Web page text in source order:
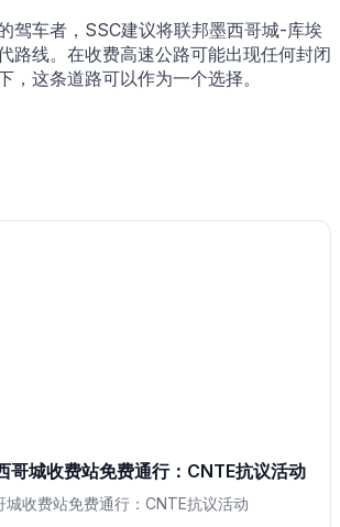
驾车者，SSC建议将联邦墨西哥城-库埃
路线。在收费高速公路可能出现任何封闭
，这条道路可以作为一个选择。
哥城收费站免费通行：CNTE抗议活动
城收费站免费通行：CNTE抗议活动